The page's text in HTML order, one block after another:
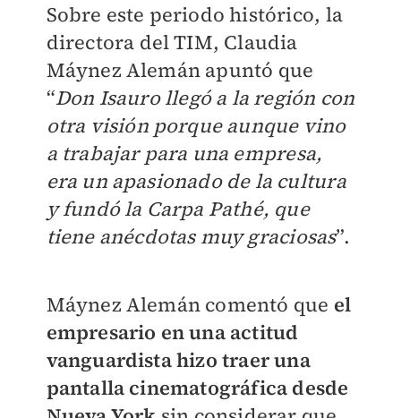
Sobre este periodo histórico, la
directora del TIM, Claudia
Máynez Alemán apuntó que
“Don Isauro llegó a la región con
otra visión porque aunque vino
a trabajar para una empresa,
era un apasionado de la cultura
y fundó la Carpa Pathé, que
tiene anécdotas muy graciosas”.
Máynez Alemán comentó que el
empresario en una actitud
vanguardista hizo traer una
pantalla cinematográfica desde